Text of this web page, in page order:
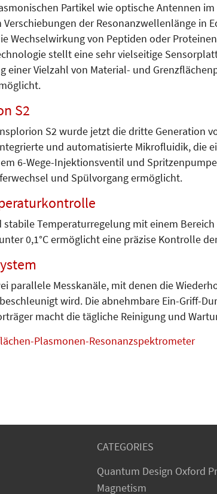
Partikel wie optische Antennen
der Resonanzwellenlänge in
Wechselwirkung von Peptiden oder
stellt eine sehr vielseitige
einer Vielzahl von Material- und
S2
S2 wurde jetzt die dritte Generation
und automatisierte Mikrofluidik, die
6-Wege-Injektionsventil und
und Spülvorgang ermöglicht.
Temperaturregelung mit einem Bereich
0,1°C ermöglicht eine präzise Kontrolle
parallele Messkanäle, mit denen die
wird. Die abnehmbare Ein-Griff-
macht die tägliche Reinigung und
Plasmonen-Resonanzspektrometer
CATEGORIES
Quantum Design Oxford
Magnetism